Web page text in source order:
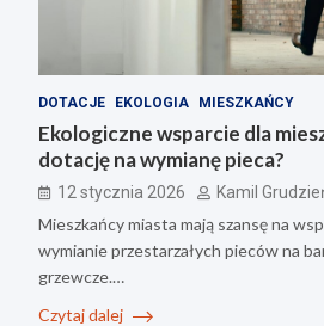
DOTACJE EKOLOGIA MIESZKAŃCY
Ekologiczne wsparcie dla
dotację na wymianę pieca?
12 stycznia 2026 Kamil
Mieszkańcy miasta mają szansę na
wymianie przestarzałych pieców na
grzewcze.…
Czytaj dalej